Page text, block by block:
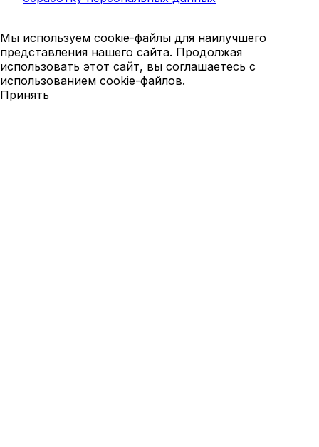
Мы используем cookie-файлы для наилучшего
представления нашего сайта. Продолжая
использовать этот сайт, вы соглашаетесь с
использованием cookie-файлов.
Принять